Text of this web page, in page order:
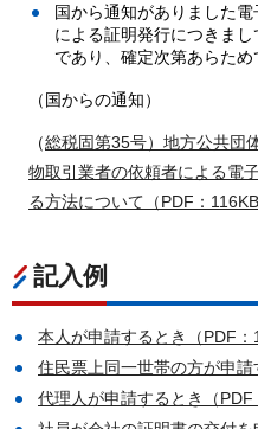
国から通知がありました
による証明発行につきま
であり、確定次第あらため
（国からの通知）
（総税固第35号）地方公共団
物取引業者の依頼者による電
る方法について（PDF：116KB
記入例
本人が申請するとき（PDF：
住民票上同一世帯の方が申請
代理人が申請するとき（PDF